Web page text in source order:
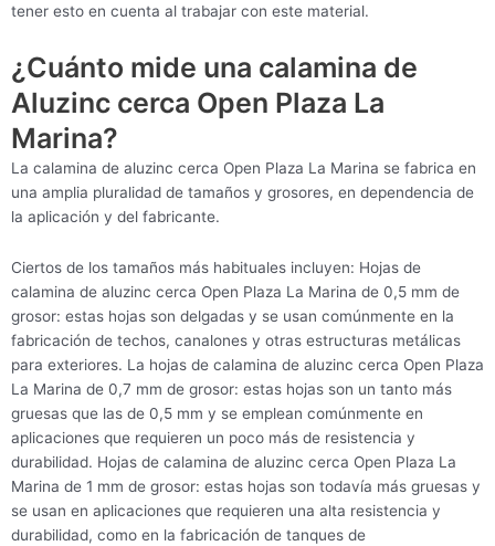
tener esto en cuenta al trabajar con este material.
¿Cuánto mide una calamina de
Aluzinc cerca Open Plaza La
Marina?
La calamina de aluzinc cerca Open Plaza La Marina se fabrica en
una amplia pluralidad de tamaños y grosores, en dependencia de
la aplicación y del fabricante.
Ciertos de los tamaños más habituales incluyen: Hojas de
calamina de aluzinc cerca Open Plaza La Marina de 0,5 mm de
grosor: estas hojas son delgadas y se usan comúnmente en la
fabricación de techos, canalones y otras estructuras metálicas
para exteriores. La hojas de calamina de aluzinc cerca Open Plaza
La Marina de 0,7 mm de grosor: estas hojas son un tanto más
gruesas que las de 0,5 mm y se emplean comúnmente en
aplicaciones que requieren un poco más de resistencia y
durabilidad. Hojas de calamina de aluzinc cerca Open Plaza La
Marina de 1 mm de grosor: estas hojas son todavía más gruesas y
se usan en aplicaciones que requieren una alta resistencia y
durabilidad, como en la fabricación de tanques de